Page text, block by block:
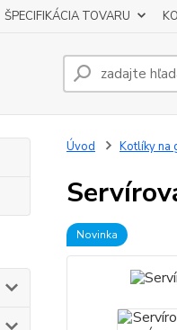
ŠPECIFIKÁCIA TOVARU
Úvod Kotlíky na
Novinka